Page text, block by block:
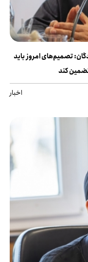
تصمیم‌های امروز باید
تضمین کند
اخبار